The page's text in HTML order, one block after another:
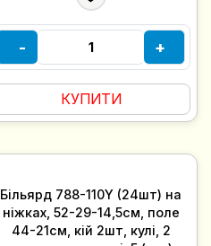
- +
КУПИТИ
Більярд 788-110Y (24шт) на
ніжках, 52-29-14,5см, поле
44-21см, кій 2шт, кулі, 2